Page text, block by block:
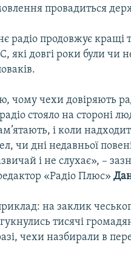
провадиться
продовжує кращі
які довгі роки були
чому чехи довіряють
стояло на стороні
і коли
чи дні недавньої
і не слухає», –
«Радіо Плюс»
на заклик
тисячі
чехи назбирали в